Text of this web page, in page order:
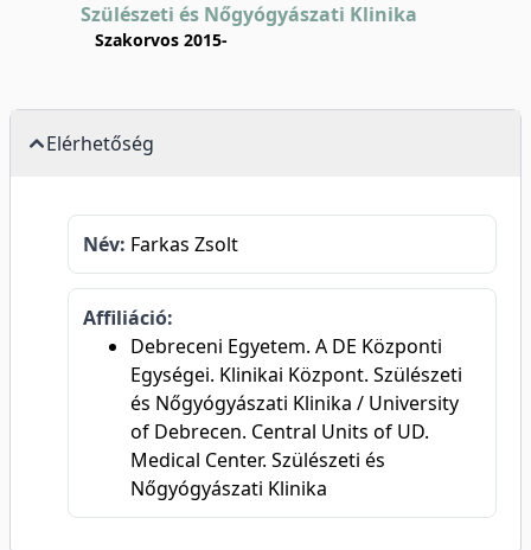
Szülészeti és Nőgyógyászati Klinika
Szakorvos 2015-
Elérhetőség
Név: Farkas Zsolt
Affiliáció:
Debreceni Egyetem. A DE Központi
Egységei. Klinikai Központ. Szülészeti
és Nőgyógyászati Klinika / University
of Debrecen. Central Units of UD.
Medical Center. Szülészeti és
Nőgyógyászati Klinika